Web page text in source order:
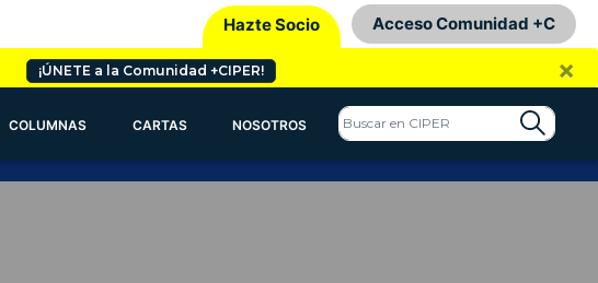
Hazte Socio Acceso Comunidad +C
¡ÚNETE a la Comunidad +CIPER! ×
COLUMNAS CARTAS NOSOTROS